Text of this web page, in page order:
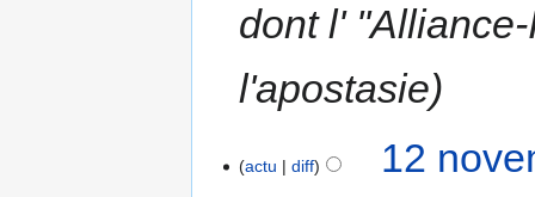
dont l'
l'apostasie
actu diff 12